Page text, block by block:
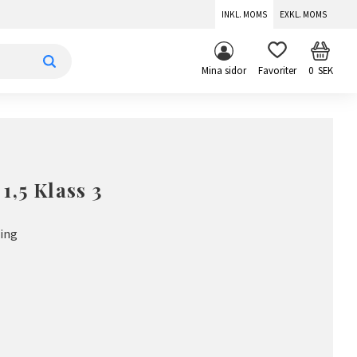
INKL. MOMS EXKL. MOMS
Mina sidor FAVORITER 0SEK
Klass 3